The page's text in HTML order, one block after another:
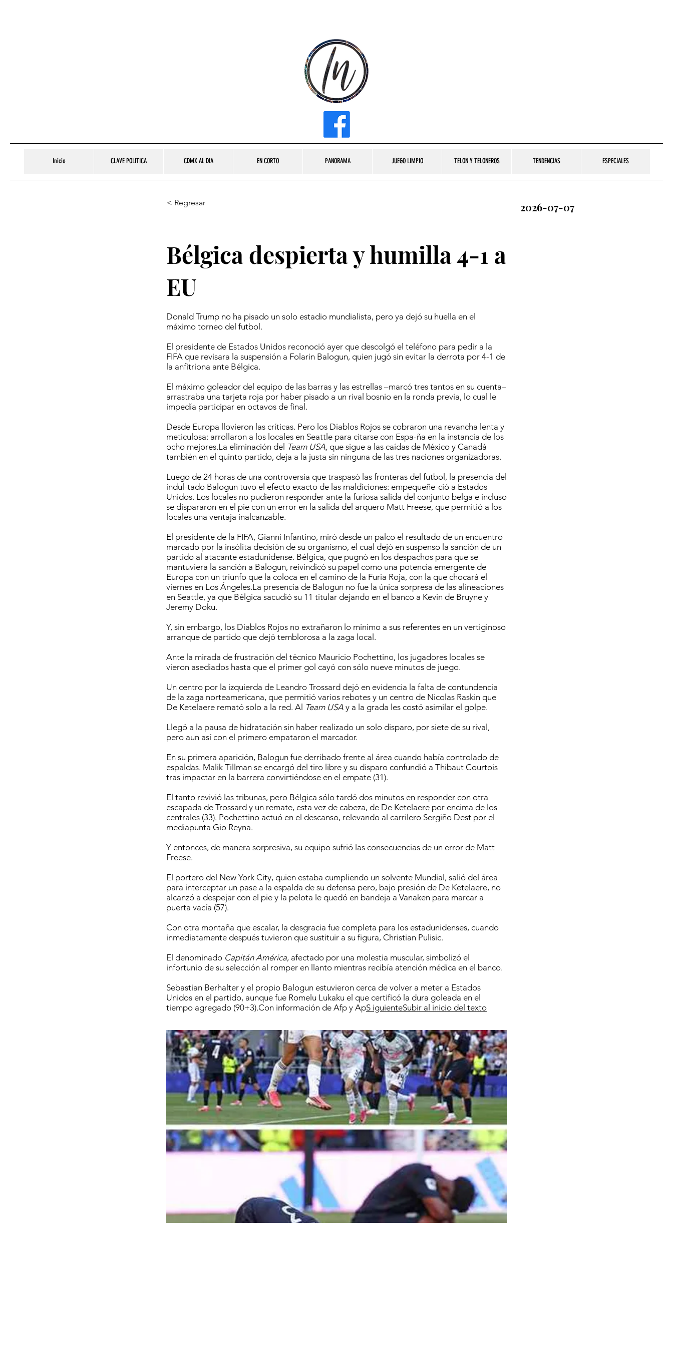
Inicio CLAVE POLITICA CDMX AL DIA EN CORTO PANORAMA JUEGO LIMPIO TELON Y TELONEROS TENDENCIAS ESPECIALES
< Regresar 2026-07-07
Bélgica despierta y humilla 4-1 a
EU
Donald Trump no ha pisado un solo estadio mundialista, pero ya dejó su huella en el
máximo torneo del futbol.
El presidente de Estados Unidos reconoció ayer que descolgó el teléfono para pedir a la
FIFA que revisara la suspensión a Folarin Balogun, quien jugó sin evitar la derrota por 4-1 de
la anfitriona ante Bélgica.
El máximo goleador del equipo de las barras y las estrellas –marcó tres tantos en su cuenta–
arrastraba una tarjeta roja por haber pisado a un rival bosnio en la ronda previa, lo cual le
impedía participar en octavos de final.
Desde Europa llovieron las críticas. Pero los Diablos Rojos se cobraron una revancha lenta y
meticulosa: arrollaron a los locales en Seattle para citarse con Espa-ña en la instancia de los
ocho mejores.La eliminación del Team USA, que sigue a las caídas de México y Canadá
también en el quinto partido, deja a la justa sin ninguna de las tres naciones organizadoras.
Luego de 24 horas de una controversia que traspasó las fronteras del futbol, la presencia del
indul-tado Balogun tuvo el efecto exacto de las maldiciones: empequeñe-ció a Estados
Unidos. Los locales no pudieron responder ante la furiosa salida del conjunto belga e incluso
se dispararon en el pie con un error en la salida del arquero Matt Freese, que permitió a los
locales una ventaja inalcanzable.
El presidente de la FIFA, Gianni Infantino, miró desde un palco el resultado de un encuentro
marcado por la insólita decisión de su organismo, el cual dejó en suspenso la sanción de un
partido al atacante estadunidense. Bélgica, que pugnó en los despachos para que se
mantuviera la sanción a Balogun, reivindicó su papel como una potencia emergente de
Europa con un triunfo que la coloca en el camino de la Furia Roja, con la que chocará el
viernes en Los Ángeles.La presencia de Balogun no fue la única sorpresa de las alineaciones
en Seattle, ya que Bélgica sacudió su 11 titular dejando en el banco a Kevin de Bruyne y
Jeremy Doku.
Y, sin embargo, los Diablos Rojos no extrañaron lo mínimo a sus referentes en un vertiginoso
arranque de partido que dejó temblorosa a la zaga local.
Ante la mirada de frustración del técnico Mauricio Pochettino, los jugadores locales se
vieron asediados hasta que el primer gol cayó con sólo nueve minutos de juego.
Un centro por la izquierda de Leandro Trossard dejó en evidencia la falta de contundencia
de la zaga norteamericana, que permitió varios rebotes y un centro de Nicolas Raskin que
De Ketelaere remató solo a la red. Al Team USA y a la grada les costó asimilar el golpe.
Llegó a la pausa de hidratación sin haber realizado un solo disparo, por siete de su rival,
pero aun así con el primero empataron el marcador.
En su primera aparición, Balogun fue derribado frente al área cuando había controlado de
espaldas. Malik Tillman se encargó del tiro libre y su disparo confundió a Thibaut Courtois
tras impactar en la barrera convirtiéndose en el empate (31).
El tanto revivió las tribunas, pero Bélgica sólo tardó dos minutos en responder con otra
escapada de Trossard y un remate, esta vez de cabeza, de De Ketelaere por encima de los
centrales (33). Pochettino actuó en el descanso, relevando al carrilero Sergiño Dest por el
mediapunta Gio Reyna.
Y entonces, de manera sorpresiva, su equipo sufrió las consecuencias de un error de Matt
Freese.
El portero del New York City, quien estaba cumpliendo un solvente Mundial, salió del área
para interceptar un pase a la espalda de su defensa pero, bajo presión de De Ketelaere, no
alcanzó a despejar con el pie y la pelota le quedó en bandeja a Vanaken para marcar a
puerta vacía (57).
Con otra montaña que escalar, la desgracia fue completa para los estadunidenses, cuando
inmediatamente después tuvieron que sustituir a su figura, Christian Pulisic.
El denominado Capitán América, afectado por una molestia muscular, simbolizó el
infortunio de su selección al romper en llanto mientras recibía atención médica en el banco.
Sebastian Berhalter y el propio Balogun estuvieron cerca de volver a meter a Estados
Unidos en el partido, aunque fue Romelu Lukaku el que certificó la dura goleada en el
tiempo agregado (90+3).Con información de Afp y ApS iguienteSubir al inicio del texto